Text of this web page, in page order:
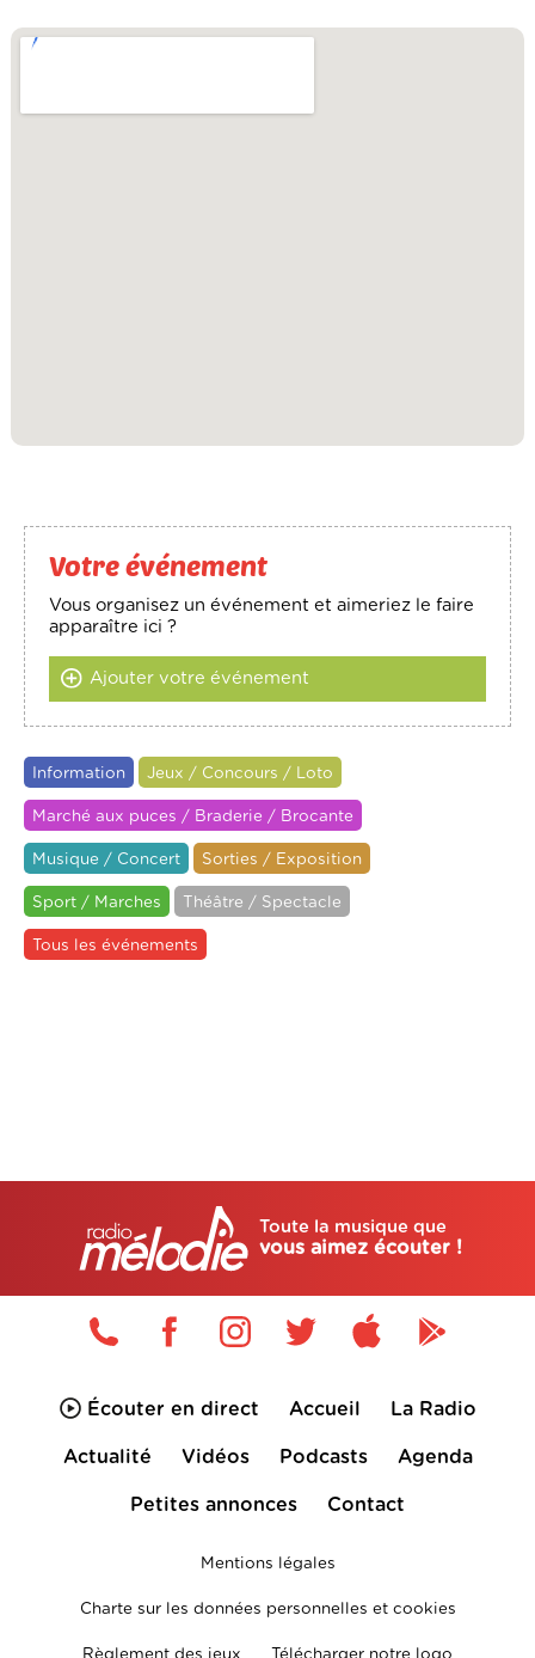
Votre événement
Vous organisez un événement et aimeriez le faire
apparaître ici ?
Ajouter votre événement
Information Jeux / Concours / Loto
Marché aux puces / Braderie / Brocante
Musique / Concert Sorties / Exposition
Sport / Marches Théâtre / Spectacle
Tous les événements
Toute la musique que
vous aimez écouter !
Écouter en direct Accueil La Radio
Actualité Vidéos Podcasts Agenda
Petites annonces Contact
Mentions légales
Charte sur les données personnelles et cookies
Règlement des jeux Télécharger notre logo